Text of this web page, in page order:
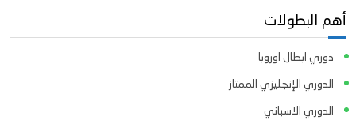
أهم البطولات
دوري ابطال اوروبا
الدوري الإنجليزي الممتاز
الدوري الاسباني